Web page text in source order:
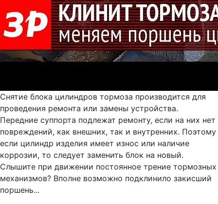
Снятие блока цилиндров тормоза производится для
проведения ремонта или замены устройства.
Передние суппорта подлежат ремонту, если на них нет
повреждений, как внешних, так и внутренних. Поэтому
если цилиндр изделия имеет износ или наличие
коррозии, то следует заменить блок на новый.
Слышите при движении постоянное трение тормозных
механизмов? Вполне возможно подклинило закисший
поршень...